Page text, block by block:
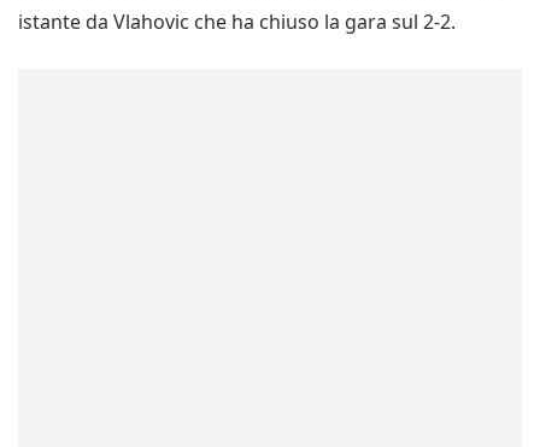
istante da Vlahovic che ha chiuso la gara sul 2-2.